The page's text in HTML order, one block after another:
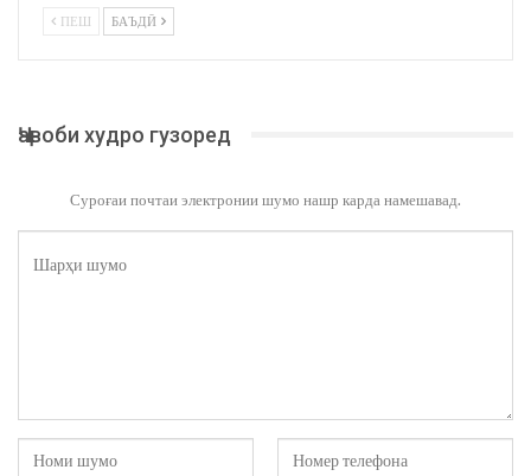
ПЕШ БАЪДӢ
Ҷавоби худро гузоред
Суроғаи почтаи электронии шумо нашр карда намешавад.